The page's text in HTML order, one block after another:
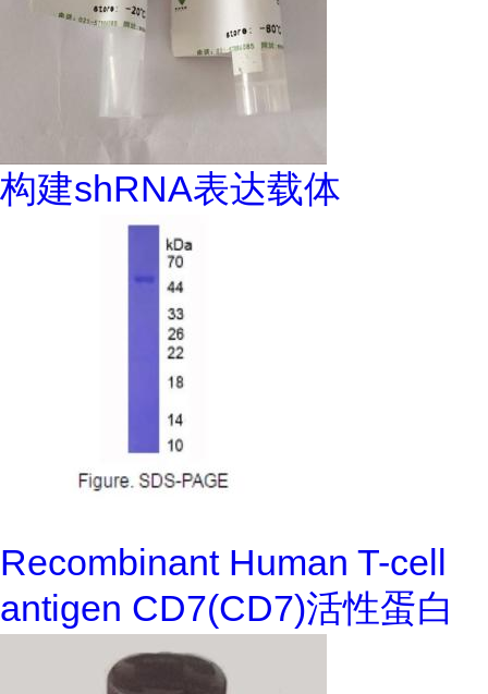
构建shRNA表达载体
Recombinant Human T-cell
antigen CD7(CD7)活性蛋白